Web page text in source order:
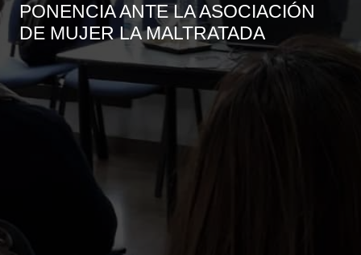
PONENCIA ANTE LA ASOCIACIÓN
DE MUJER LA MALTRATADA